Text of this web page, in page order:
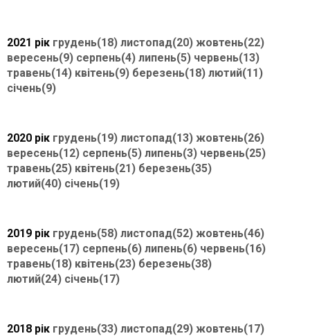
2021 рік грудень(18) листопад(20) жовтень(22)
вересень(9) серпень(4) липень(5) червень(13)
травень(14) квітень(9) березень(18) лютий(11)
січень(9)
2020 рік грудень(19) листопад(13) жовтень(26)
вересень(12) серпень(5) липень(3) червень(25)
травень(25) квітень(21) березень(35)
лютий(40) січень(19)
2019 рік грудень(58) листопад(52) жовтень(46)
вересень(17) серпень(6) липень(6) червень(16)
травень(18) квітень(23) березень(38)
лютий(24) січень(17)
2018 рік грудень(33) листопад(29) жовтень(17)